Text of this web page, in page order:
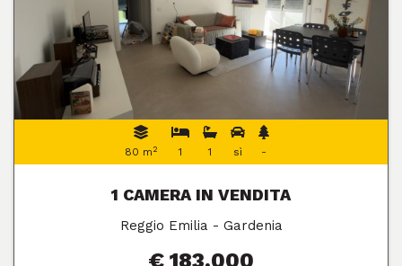
80 m 2 1 1 sì -
1 CAMERA IN VENDITA
Reggio Emilia - Gardenia